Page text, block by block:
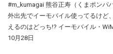
#m_kumagai 熊谷正寿（くまポンパ
外出先でイーモバイル使ってるけ
えるのはどっち!? イーモバイル・
10月28日